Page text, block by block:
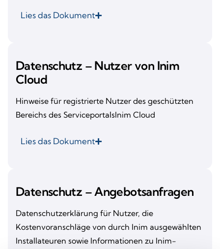
Lies das Dokument
Datenschutz – Nutzer von Inim
Cloud
Hinweise für registrierte Nutzer des geschützten
Bereichs des ServiceportalsInim Cloud
Lies das Dokument
Datenschutz – Angebotsanfragen
Datenschutzerklärung für Nutzer, die
Kostenvoranschläge von durch Inim ausgewählten
Installateuren sowie Informationen zu Inim-